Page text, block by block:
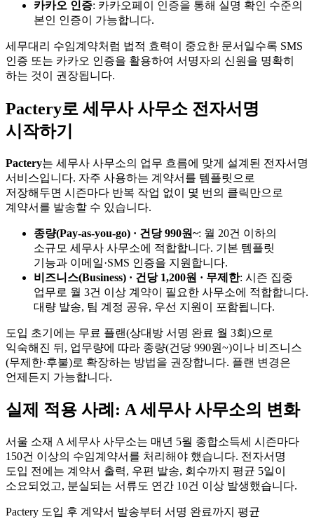
카카오 인증: 카카오페이 인증을 통해 실명 확인 수준의
본인 인증이 가능합니다.
세무대리 수임계약처럼 법적 효력이 중요한 문서일수록 SMS
인증 또는 카카오 인증을 활용하여 서명자의 신원을 명확히
하는 것이 권장됩니다.
Pactery로 세무사 사무소 전자서명
시작하기
Pactery는 세무사 사무소의 업무 흐름에 맞게 설계된 전자서명
서비스입니다. 자주 사용하는 계약서를 템플릿으로
저장해두면 시즌마다 반복 작업 없이 몇 번의 클릭만으로
계약서를 발송할 수 있습니다.
종량(Pay-as-you-go) · 건당 990원~: 월 20건 이하의
소규모 세무사 사무소에 적합합니다. 기본 템플릿
기능과 이메일·SMS 인증을 지원합니다.
비즈니스(Business) · 건당 1,200원 · 무제한: 시즌 집중
업무로 월 3건 이상 계약이 필요한 사무소에 적합합니다.
대량 발송, 팀 계정 공유, 우선 지원이 포함됩니다.
도입 초기에는 무료 플랜(상대방 서명 완료 월 3회)으로
익숙해진 뒤, 업무량에 따라 종량(건당 990원~)이나 비즈니스
(무제한·후불)로 확장하는 방법을 권장합니다. 플랜 변경은
언제든지 가능합니다.
실제 적용 사례: A 세무사 사무소의 변화
서울 소재 A 세무사 사무소는 매년 5월 종합소득세 시즌마다
150건 이상의 수임계약서를 처리해야 했습니다. 전자서명
도입 전에는 계약서 출력, 우편 발송, 회수까지 평균 5일이
소요되었고, 분실되는 서류도 연간 10건 이상 발생했습니다.
Pactery 도입 후 계약서 발송부터 서명 완료까지 평균